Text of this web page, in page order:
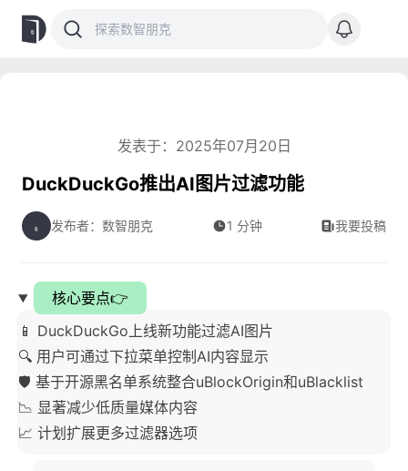
发表于：2025年07月20日
DuckDuckGo推出AI图片过滤功能
发布者：数智朋克 1 分钟 我要投稿
核心要点👉
📱 DuckDuckGo上线新功能过滤AI图片
🔍 用户可通过下拉菜单控制AI内容显示
🛡️ 基于开源黑名单系统整合uBlockOrigin和uBlacklist
📉 显著减少低质量媒体内容
📈 计划扩展更多过滤器选项